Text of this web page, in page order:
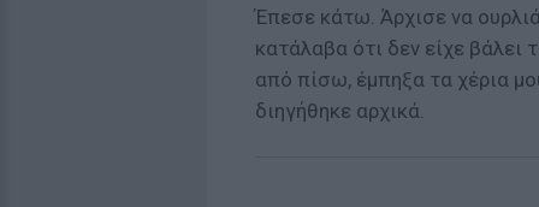
Έπεσε κάτω. Άρχισε να
κατάλαβα ότι δεν είχε
από πίσω, έμπηξα τα χέρια
διηγήθηκε αρχικά.